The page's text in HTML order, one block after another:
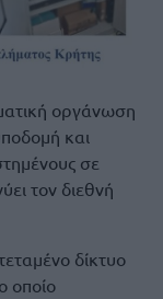
οργάνωση
και
σε
τον διεθνή
δίκτυο
οποίο